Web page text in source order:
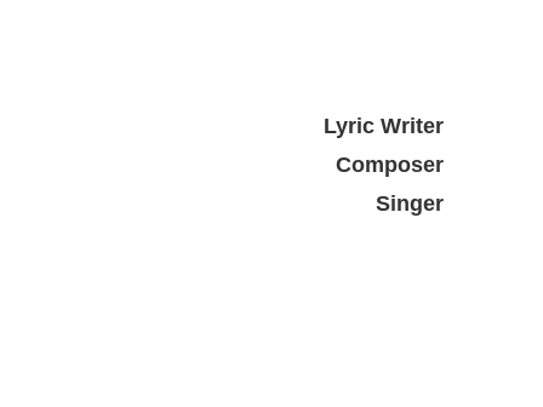
Lyric Writer
Composer
Singer